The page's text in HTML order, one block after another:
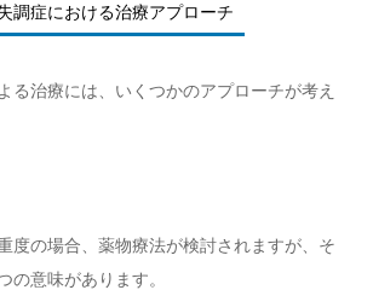
調症における治療アプローチ
る治療には、いくつかのアプローチが考え
度の場合、薬物療法が検討されますが、そ
の意味があります。